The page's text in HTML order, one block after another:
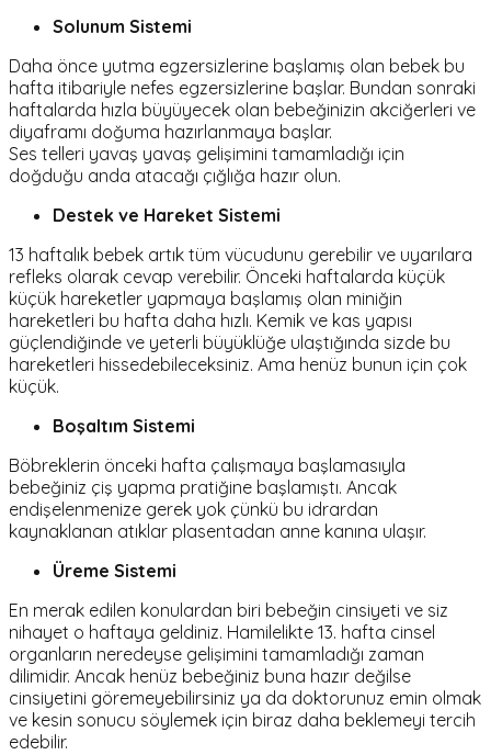
Solunum Sistemi
Daha önce yutma egzersizlerine başlamış olan bebek bu
hafta itibariyle nefes egzersizlerine başlar. Bundan sonraki
haftalarda hızla büyüyecek olan bebeğinizin akciğerleri ve
diyaframı doğuma hazırlanmaya başlar.
Ses telleri yavaş yavaş gelişimini tamamladığı için
doğduğu anda atacağı çığlığa hazır olun.
Destek ve Hareket Sistemi
13 haftalık bebek artık tüm vücudunu gerebilir ve uyarılara
refleks olarak cevap verebilir. Önceki haftalarda küçük
küçük hareketler yapmaya başlamış olan miniğin
hareketleri bu hafta daha hızlı. Kemik ve kas yapısı
güçlendiğinde ve yeterli büyüklüğe ulaştığında sizde bu
hareketleri hissedebileceksiniz. Ama henüz bunun için çok
küçük.
Boşaltım Sistemi
Böbreklerin önceki hafta çalışmaya başlamasıyla
bebeğiniz çiş yapma pratiğine başlamıştı. Ancak
endişelenmenize gerek yok çünkü bu idrardan
kaynaklanan atıklar plasentadan anne kanına ulaşır.
Üreme Sistemi
En merak edilen konulardan biri bebeğin cinsiyeti ve siz
nihayet o haftaya geldiniz. Hamilelikte 13. hafta cinsel
organların neredeyse gelişimini tamamladığı zaman
dilimidir. Ancak henüz bebeğiniz buna hazır değilse
cinsiyetini göremeyebilirsiniz ya da doktorunuz emin olmak
ve kesin sonucu söylemek için biraz daha beklemeyi tercih
edebilir.